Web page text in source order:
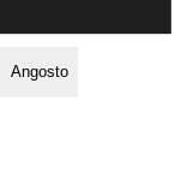
Angosto